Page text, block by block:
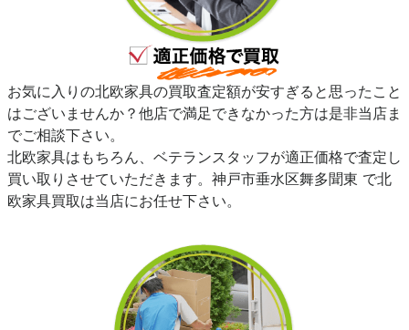
お気に入りの北欧家具の買取査定額が安すぎると思ったこと
はございませんか？他店で満足できなかった方は是非当店ま
でご相談下さい。
北欧家具はもちろん、ベテランスタッフが適正価格で査定し
買い取りさせていただきます。神戸市垂水区舞多聞東 で北
欧家具買取は当店にお任せ下さい。